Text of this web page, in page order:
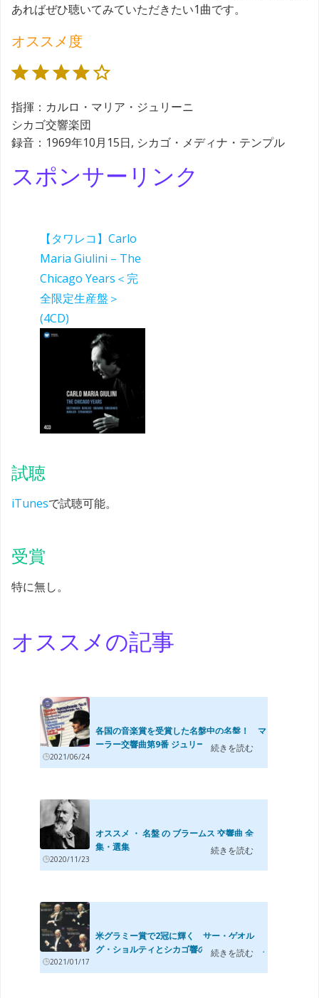
あればぜひ聴いてみていただきたい1曲です。
オススメ度
指揮：カルロ・マリア・ジュリーニ
シカゴ交響楽団
録音：1969年10月15日, シカゴ・メディナ・テンプル
スポンサーリンク
【タワレコ】Carlo
Maria Giulini – The
Chicago Years＜完
全限定生産盤＞
(4CD)
試聴
iTunesで試聴可能。
受賞
特に無し。
オススメの記事
各国の音楽賞を受賞した名盤中の名盤！ マ
ーラー交響曲第9番 ジュリーニ/シカゴ響...
2021/06/24
続きを読む
オススメ ・ 名盤 の ブラームス 交響曲 全
集・選集
2020/11/23
続きを読む
米グラミー賞で2冠に輝く サー・ゲオル
グ・ショルティとシカゴ響の唯一のブラー
2021/01/17
続きを読む